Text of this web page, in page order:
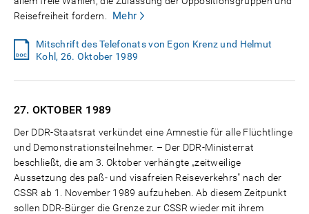
Reisefreiheit fordern.
Mehr
Mitschrift des Telefonats von Egon Krenz und Helmut
Kohl, 26. Oktober 1989
27. OKTOBER 1989
Der DDR-Staatsrat verkündet eine Amnestie für alle Flüchtlinge
und Demonstrationsteilnehmer. – Der DDR-Ministerrat
beschließt, die am 3. Oktober verhängte „zeitweilige
Aussetzung des paß- und visafreien Reiseverkehrs" nach der
CSSR ab 1. November 1989 aufzuheben. Ab diesem Zeitpunkt
sollen DDR-Bürger die Grenze zur CSSR wieder mit ihrem